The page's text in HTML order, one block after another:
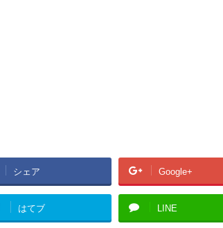
シェア Google+
はてブ LINE